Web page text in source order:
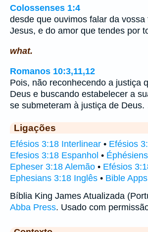
Colossenses 1:4
desde que ouvimos falar da vossa
Jesus, e do amor que tendes por
what.
Romanos 10:3,11,12
Pois, não reconhecendo a justiça
Deus e buscando estabelecer a
se submeteram à justiça de
Ligações
Efésios 3:18 Interlinear • Efésios
Efesios 3:18 Espanhol •
Epheser 3:18 Alemão • Efésios
Ephesians 3:18 Inglês • Bible Apps
Bíblia King James Atualizada
Abba Press. Usado com